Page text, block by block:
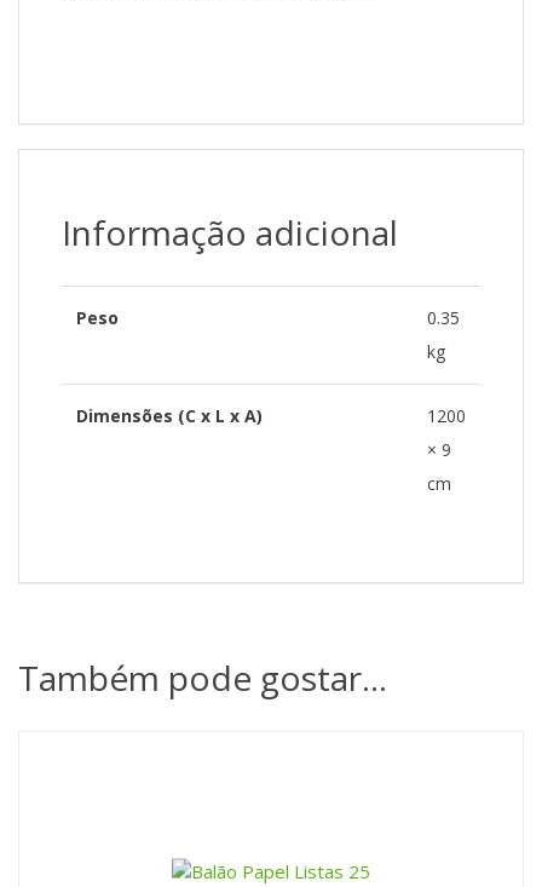
Informação adicional
Peso
0.35
kg
Dimensões (C x L x A)
1200
× 9
cm
Também pode gostar…